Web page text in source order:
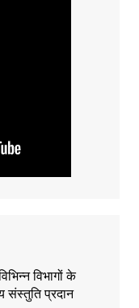
विभागों के
संस्तुति प्रदान